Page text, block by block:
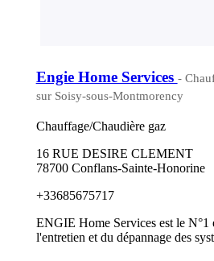
Engie Home Services -
sur Soisy-sous-Montmorency
Chauffage/Chaudière gaz
16 RUE DESIRE CLEMENT
78700 Conflans-Sainte-Honorine
+33685675717
ENGIE Home Services est le N°1
l'entretien et du dépannage des